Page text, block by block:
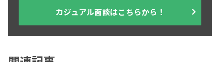
カジュアル面談はこちらから！